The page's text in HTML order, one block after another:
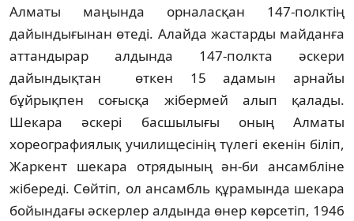
Алматы маңында орналасқан 147-полктің
дайындығынан өтеді. Алайда жастарды майданға
аттандырар алдында 147-полкта әскери
дайындықтан өткен 15 ада­мын арнайы
бұйрықпен соғысқа жібер­мей алып қалады.
Шекара әскері басшылығы оның Алматы
хореографиялық училище­сі­нің түлегі екенін біліп,
Жаркент шекара отря­дының ән-би ансамбліне
жібереді. Сөй­тіп, ол ансамбль құрамында шекара
бойын­­­­дағы әскерлер алдында өнер көрсетіп, 1946